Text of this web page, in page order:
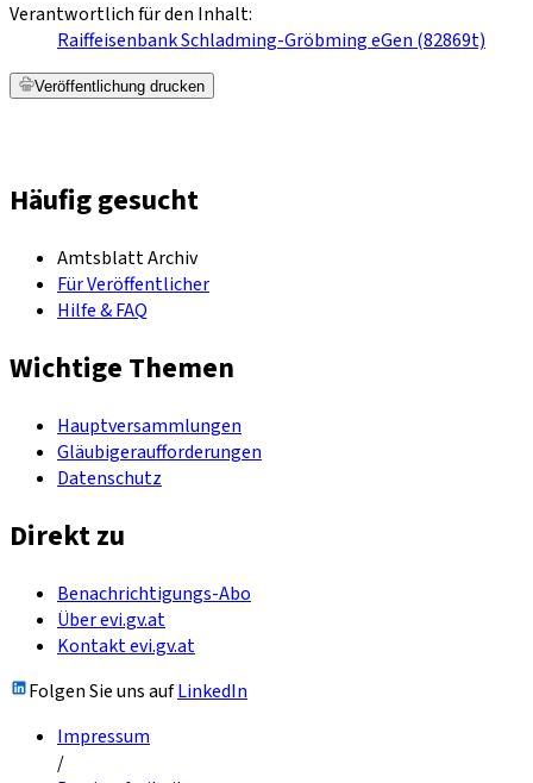
Verantwortlich für den Inhalt:
Raiffeisenbank Schladming-Gröbming eGen (82869t)
Veröffentlichung drucken
Häufig gesucht
Amtsblatt Archiv
Für Veröffentlicher
Hilfe & FAQ
Wichtige Themen
Hauptversammlungen
Gläubigeraufforderungen
Datenschutz
Direkt zu
Benachrichtigungs-Abo
Über evi.gv.at
Kontakt evi.gv.at
Folgen Sie uns aufLinkedIn
Impressum
/